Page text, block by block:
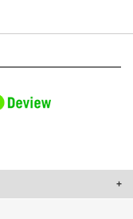
せたコンテンツや広告の